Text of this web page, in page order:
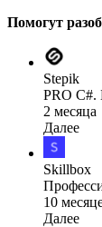
Помогут
Stepik
PRO C#.
2 месяца
Далее
Skillbox
10
Далее